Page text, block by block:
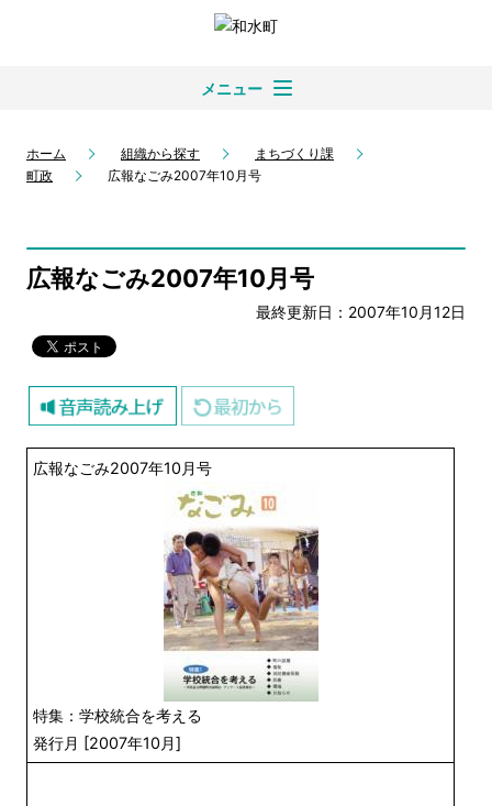
メニュー
ホーム 組織から探す
まちづくり課
町政
広報なごみ2007年10月号
広報なごみ2007年10月号
最終更新日：2007年10月12日
広報なごみ2007年10月号
特集：学校統合を考える
発行月 [2007年10月]